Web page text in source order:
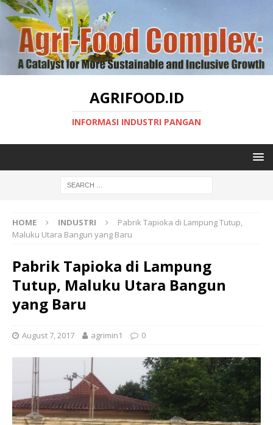
AGRIFOOD.ID
INFORMASI INDUSTRI PANGAN
HOME INDUSTRI
Pabrik Tapioka di Lampung Tutup,
Maluku Utara Bangun yang Baru
Pabrik Tapioka di Lampung
Tutup, Maluku Utara Bangun
yang Baru
August 7, 2017 agrimin1 0